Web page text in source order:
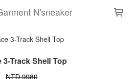
N'sneaker
3-Track Shell Top
NTD 9980